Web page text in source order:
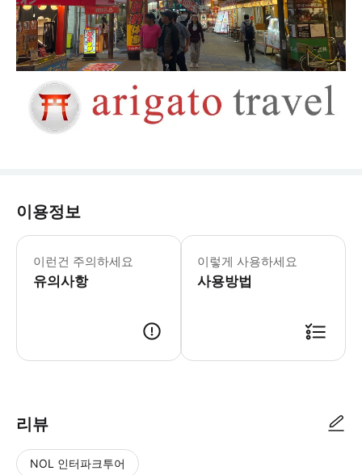
이용정보
이런건 주의하세요
유의사항
이렇게 사용하세요
사용방법
리뷰
NOL 인터파크투어